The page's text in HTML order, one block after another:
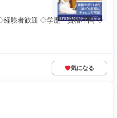
経験者歓迎 ◇学歴・資格不問 ◇
気になる